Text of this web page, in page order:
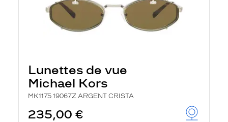
Lunettes de vue
Michael Kors
MK1175 19067Z ARGENT CRISTA
235,00 €